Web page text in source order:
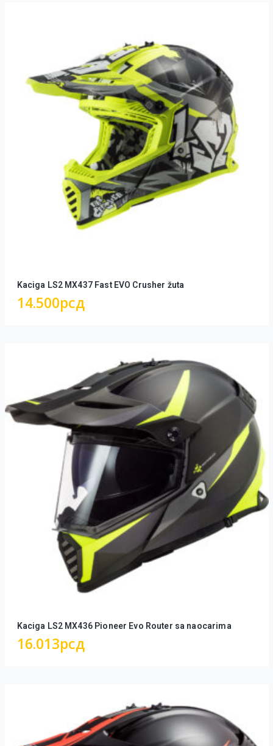
Kaciga LS2 MX437 Fast EVO Crusher žuta
14.500рсд
Kaciga LS2 MX436 Pioneer Evo Router sa naocarima
16.013рсд